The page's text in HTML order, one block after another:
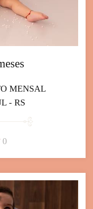
MENSAL
- RS
0